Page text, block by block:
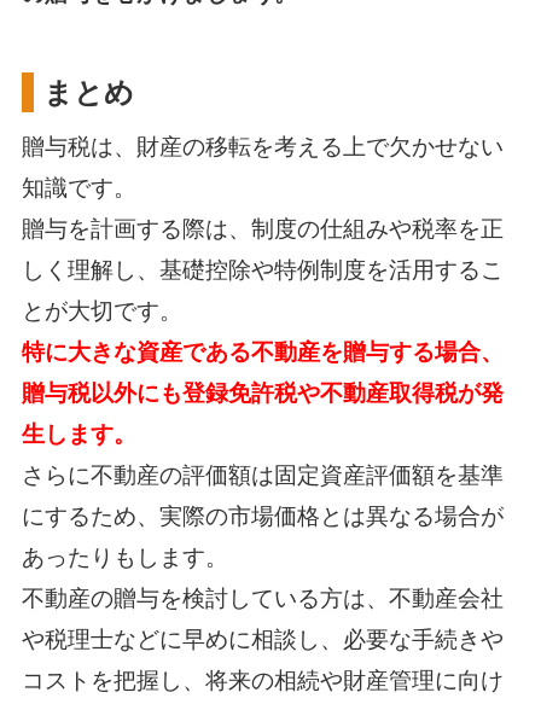
まとめ
贈与税は、財産の移転を考える上で欠かせない
知識です。
贈与を計画する際は、制度の仕組みや税率を正
しく理解し、基礎控除や特例制度を活用するこ
とが大切です。
特に大きな資産である不動産を贈与する場合、
贈与税以外にも登録免許税や不動産取得税が発
生します。
さらに不動産の評価額は固定資産評価額を基準
にするため、実際の市場価格とは異なる場合が
あったりもします。
不動産の贈与を検討している方は、不動産会社
や税理士などに早めに相談し、必要な手続きや
コストを把握し、 将来の相続や財産管理に向け